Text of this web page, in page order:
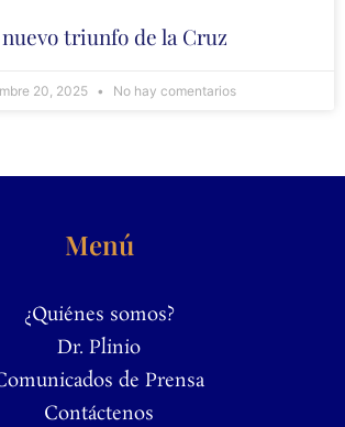
triunfo de la Cruz
20, 2025 No hay comentarios
Menú
¿Quiénes somos?
Dr. Plinio
de Prensa
Contáctenos